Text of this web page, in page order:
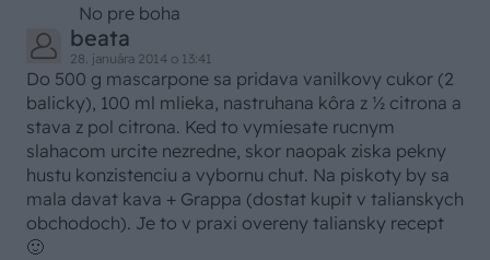
No pre boha
beata
28. januára 2014 o 13:41
Do 500 g mascarpone sa pridava vanilkovy cukor (2
balicky), 100 ml mlieka, nastruhana kôra z ½ citrona a
stava z pol citrona. Ked to vymiesate rucnym
slahacom urcite nezredne, skor naopak ziska pekny
hustu konzistenciu a vybornu chut. Na piskoty by sa
mala davat kava + Grappa (dostat kupit v talianskych
obchodoch). Je to v praxi overeny taliansky recept
🙂